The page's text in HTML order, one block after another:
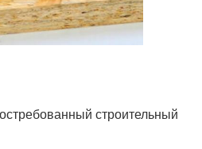
строительный